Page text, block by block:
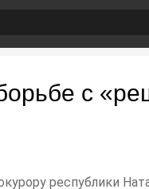
с
республики